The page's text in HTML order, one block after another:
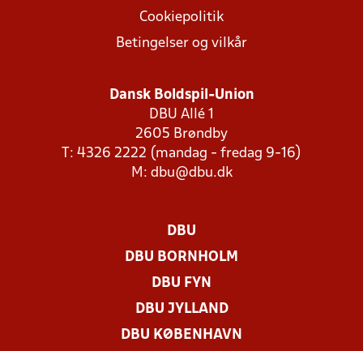
Cookiepolitik
Betingelser og vilkår
Dansk Boldspil-Union
DBU Allé 1
2605 Brøndby
T: 4326 2222 (mandag - fredag 9-16)
M: dbu@dbu.dk
DBU
DBU BORNHOLM
DBU FYN
DBU JYLLAND
DBU KØBENHAVN